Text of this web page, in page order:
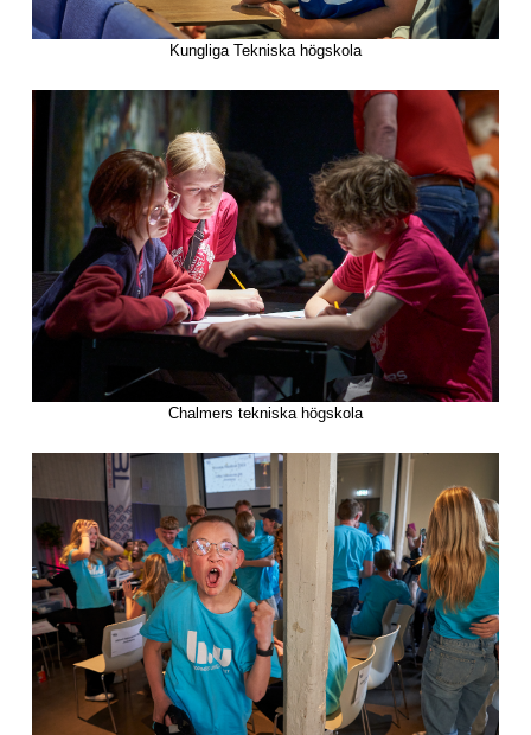
Kungliga Tekniska högskola
Chalmers tekniska högskola